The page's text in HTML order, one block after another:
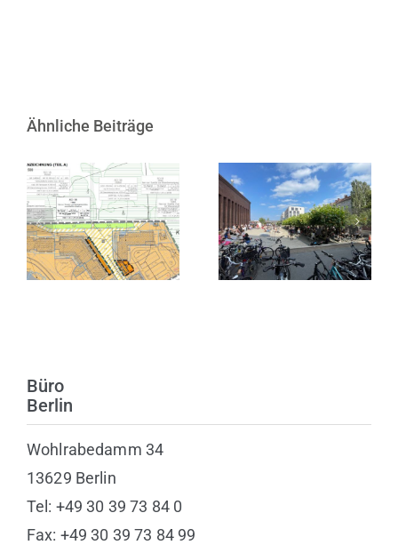
Ähnliche Beiträge
Satzungsbeschluss
zur 1. Änderung
des
Bebauungsplans
Nr. 3 in
Heiligenhafen
10 Jahre KINDL
– Zentrum für
zeitgenössische
Kunst
Büro
Berlin
Wohlrabedamm 34
13629 Berlin
Tel: +49 30 39 73 84 0
Fax: +49 30 39 73 84 99